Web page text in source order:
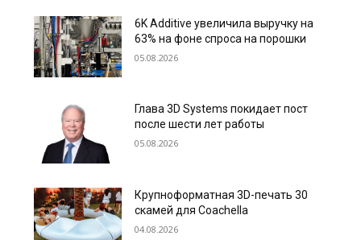
6K Additive увеличила выручку на
63% на фоне спроса на порошки
05.08.2026
Глава 3D Systems покидает пост
после шести лет работы
05.08.2026
Крупноформатная 3D-печать 30
скамей для Coachella
04.08.2026